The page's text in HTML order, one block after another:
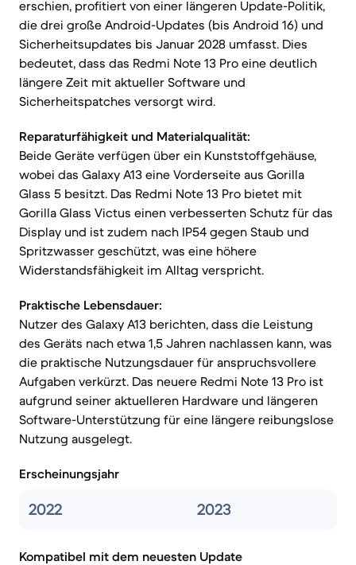
erschien, profitiert von einer längeren Update-Politik,
die drei große Android-Updates (bis Android 16) und
Sicherheitsupdates bis Januar 2028 umfasst. Dies
bedeutet, dass das Redmi Note 13 Pro eine deutlich
längere Zeit mit aktueller Software und
Sicherheitspatches versorgt wird.
Reparaturfähigkeit und Materialqualität:
Beide Geräte verfügen über ein Kunststoffgehäuse,
wobei das Galaxy A13 eine Vorderseite aus Gorilla
Glass 5 besitzt. Das Redmi Note 13 Pro bietet mit
Gorilla Glass Victus einen verbesserten Schutz für das
Display und ist zudem nach IP54 gegen Staub und
Spritzwasser geschützt, was eine höhere
Widerstandsfähigkeit im Alltag verspricht.
Praktische Lebensdauer:
Nutzer des Galaxy A13 berichten, dass die Leistung
des Geräts nach etwa 1,5 Jahren nachlassen kann, was
die praktische Nutzungsdauer für anspruchsvollere
Aufgaben verkürzt. Das neuere Redmi Note 13 Pro ist
aufgrund seiner aktuelleren Hardware und längeren
Software-Unterstützung für eine längere reibungslose
Nutzung ausgelegt.
Erscheinungsjahr
2022 2023
Kompatibel mit dem neuesten Update